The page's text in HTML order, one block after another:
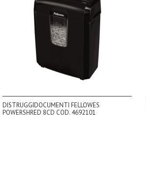
DISTRUGGIDOCUMENTI FELLOWES
POWERSHRED 8CD COD. 4692101